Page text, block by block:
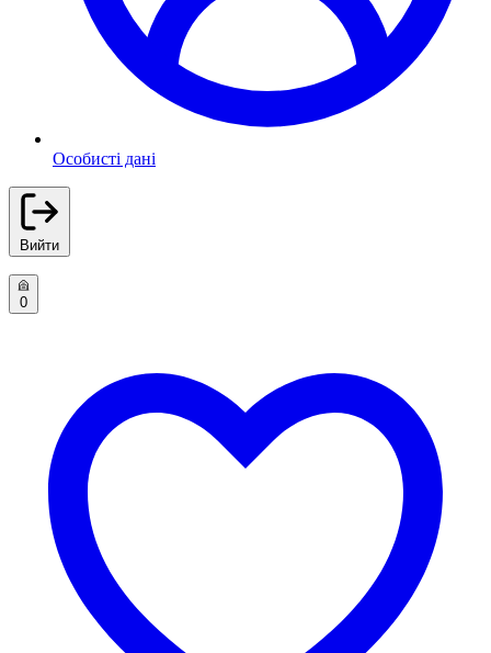
Особисті дані
Вийти
0